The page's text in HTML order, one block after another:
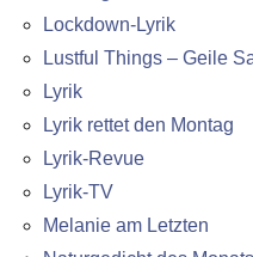
Lockdown-Lyrik
Lustful Things – Geile
Lyrik
Lyrik rettet den Montag
Lyrik-Revue
Lyrik-TV
Melanie am Letzten